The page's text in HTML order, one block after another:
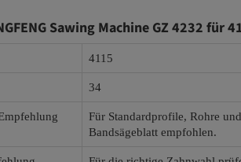
Sawing Machine GZ 4232
4115
34
Für Standardprofile, Rohre
Bandsägeblatt empfohlen.